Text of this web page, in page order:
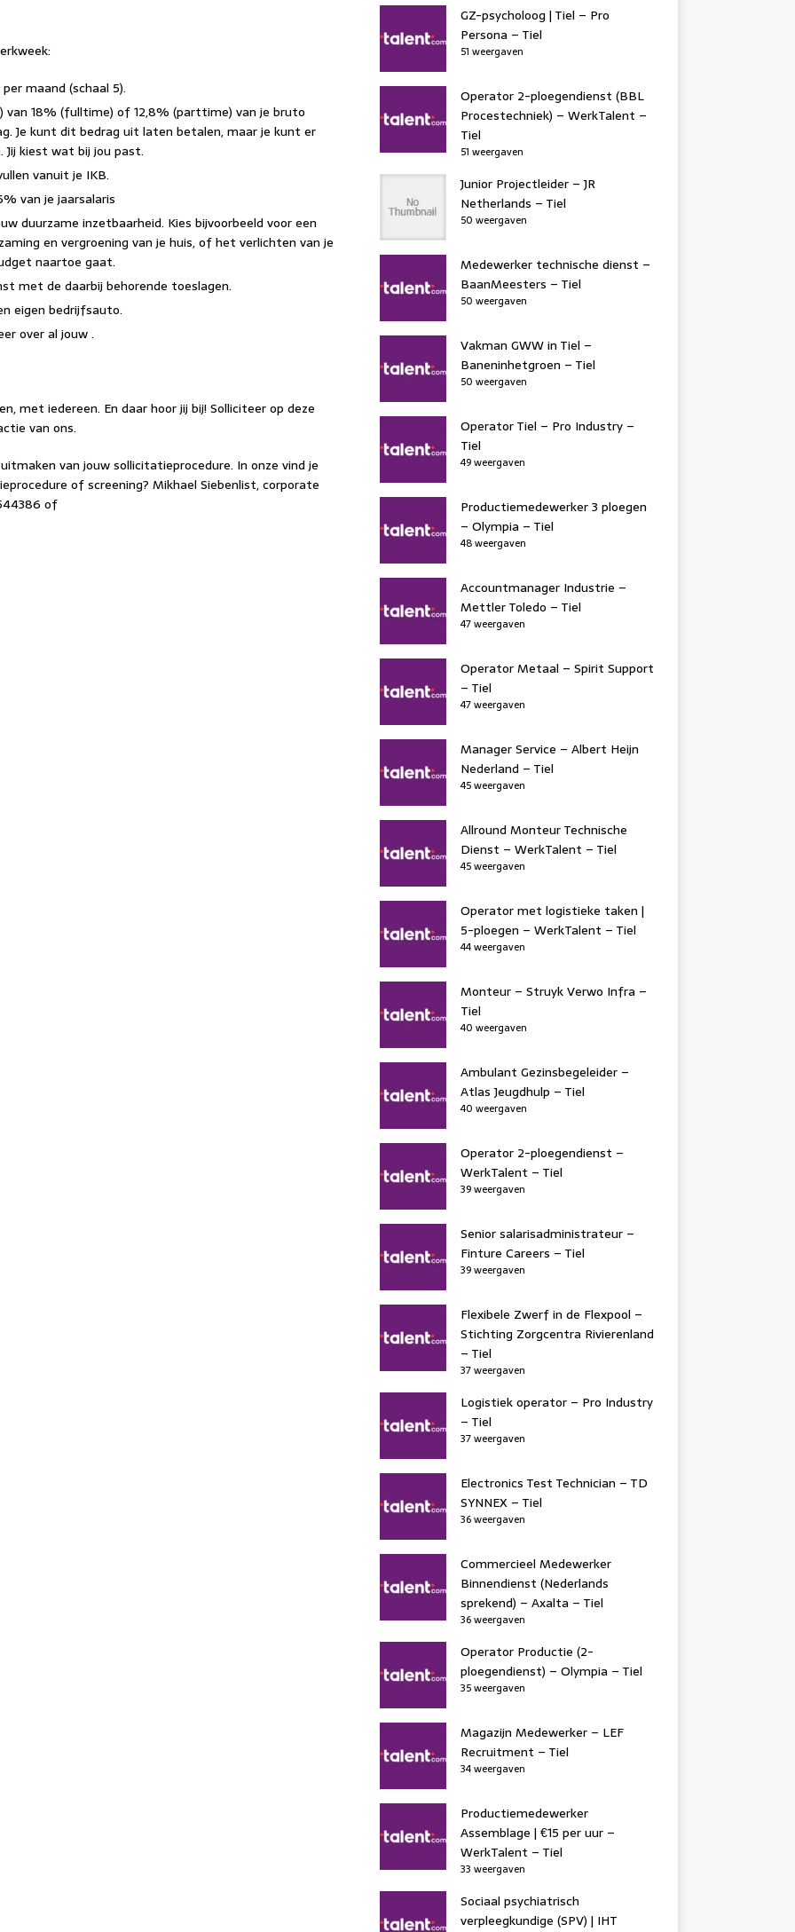
maand (schaal 5).
van 18% (fulltime) of 12,8% (parttime) van je bruto
Je kunt dit bedrag uit laten betalen, maar je kunt er
Jij kiest wat bij jou past.
vanuit je IKB.
van je jaarsalaris
duurzame inzetbaarheid. Kies bijvoorbeeld voor een
en vergroening van je huis, of het verlichten van je
naartoe gaat.
met de daarbij behorende toeslagen.
eigen bedrijfsauto.
over al jouw .
met iedereen. En daar hoor jij bij! Solliciteer op deze
van ons.
van jouw sollicitatieprocedure. In onze vind je
of screening? Mikhael Siebenlist, corporate
of
GZ-psycholoog | Tiel – Pro
Persona – Tiel
51 weergaven
Operator 2-ploegendienst (BBL
Procestechniek) – WerkTalent –
Tiel
51 weergaven
Junior Projectleider – JR
Netherlands – Tiel
50 weergaven
Medewerker technische dienst –
BaanMeesters – Tiel
50 weergaven
Vakman GWW in Tiel –
Baneninhetgroen – Tiel
50 weergaven
Operator Tiel – Pro Industry –
Tiel
49 weergaven
Productiemedewerker 3 ploegen
– Olympia – Tiel
48 weergaven
Accountmanager Industrie –
Mettler Toledo – Tiel
47 weergaven
Operator Metaal – Spirit Support
– Tiel
47 weergaven
Manager Service – Albert Heijn
Nederland – Tiel
45 weergaven
Allround Monteur Technische
Dienst – WerkTalent – Tiel
45 weergaven
Operator met logistieke taken |
5-ploegen – WerkTalent – Tiel
44 weergaven
Monteur – Struyk Verwo Infra –
Tiel
40 weergaven
Ambulant Gezinsbegeleider –
Atlas Jeugdhulp – Tiel
40 weergaven
Operator 2-ploegendienst –
WerkTalent – Tiel
39 weergaven
Senior salarisadministrateur –
Finture Careers – Tiel
39 weergaven
Flexibele Zwerf in de Flexpool –
Stichting Zorgcentra Rivierenland
– Tiel
37 weergaven
Logistiek operator – Pro Industry
– Tiel
37 weergaven
Electronics Test Technician – TD
SYNNEX – Tiel
36 weergaven
Commercieel Medewerker
Binnendienst (Nederlands
sprekend) – Axalta – Tiel
36 weergaven
Operator Productie (2-
ploegendienst) – Olympia – Tiel
35 weergaven
Magazijn Medewerker – LEF
Recruitment – Tiel
34 weergaven
Productiemedewerker
Assemblage | €15 per uur –
WerkTalent – Tiel
33 weergaven
Sociaal psychiatrisch
verpleegkundige (SPV) | IHT